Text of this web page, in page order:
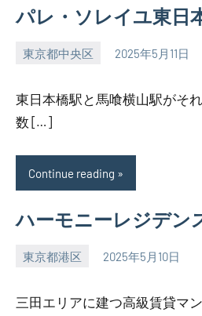
パレ・ソレイユ東日
東京都中央区 2025年5月11日
SEZIMO
東日本橋駅と馬喰横山駅がそ
数 […]
Continue reading
ハーモニーレジデン
東京都港区 2025年5月10日
SEZIMO
三田エリアに建つ高級賃貸マ